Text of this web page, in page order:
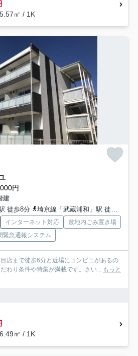
㎡ / 1K
円
建
徒歩8分
埼京線「武蔵浦和」駅 徒歩23分
インターネット対応
敷地内ごみ置き場
緊急通報システム
店まで徒歩6分と近場にコンビニがあるの
わり条件や特集が満載です。さい... もっと
㎡ / 1K